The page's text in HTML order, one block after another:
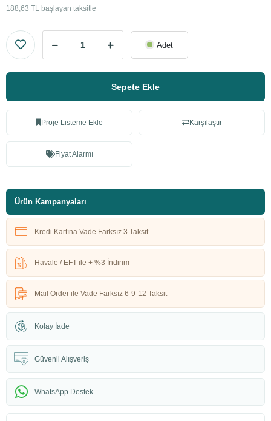
188,63 TL başlayan taksitle
Adet
Sepete Ekle
Proje Listeme Ekle Karşılaştır
Fiyat Alarmı
Ürün Kampanyaları
Kredi Kartına Vade Farksız 3 Taksit
Havale / EFT ile + %3 İndirim
Mail Order ile Vade Farksız 6-9-12 Taksit
Kolay İade
Güvenli Alışveriş
WhatsApp Destek